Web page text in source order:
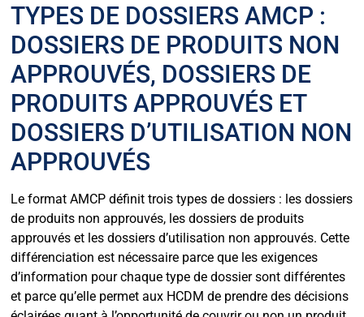
TYPES DE DOSSIERS AMCP :
DOSSIERS DE PRODUITS NON
APPROUVÉS, DOSSIERS DE
PRODUITS APPROUVÉS ET
DOSSIERS D’UTILISATION NON
APPROUVÉS
Le format AMCP définit trois types de dossiers : les dossiers
de produits non approuvés, les dossiers de produits
approuvés et les dossiers d’utilisation non approuvés. Cette
différenciation est nécessaire parce que les exigences
d’information pour chaque type de dossier sont différentes
et parce qu’elle permet aux HCDM de prendre des décisions